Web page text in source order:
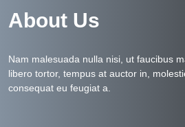
About Us
Nam malesuada nulla nisi, ut faucibus
libero tortor, tempus at auctor in,
consequat eu feugiat a.